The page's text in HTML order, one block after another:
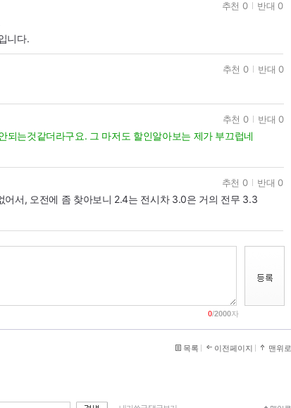
니다.
추천 0 반대 0
추천 0 반대 0
되는것같더라구요. 그 마저도 할인알아보는 제가 부끄럽네
추천 0 반대 0
어서, 오전에 좀 찾아보니 2.4는 전시차 3.0은 거의 전무 3.3
추천 0 반대 0
0/2000자
목록 이전페이지 맨위로